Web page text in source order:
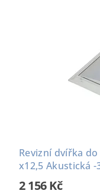
Revizní dvířka
x12,5 Akustická -
2 156 Kč